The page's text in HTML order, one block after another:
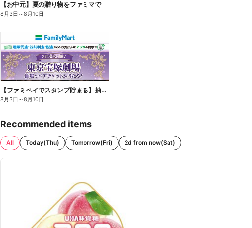
【お中元】夏の贈り物をファミマで
8月3日 ～8月10日
【ファミペイでスタンプ貯まる】抽選でペアチケットが当たる!
8月3日 ～8月10日
Recommended items
All Today(Thu) Tomorrow(Fri) 2d from now(Sat)